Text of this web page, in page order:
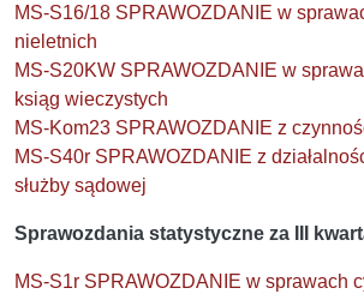
MS-S16/18 SPRAWOZDANIE w
nieletnich
MS-S20KW SPRAWOZDANIE w
ksiąg wieczystych
MS-Kom23 SPRAWOZDANIE z
MS-S40r SPRAWOZDANIE z
służby sądowej
Sprawozdania statystyczne za III
MS-S1r SPRAWOZDANIE w sprawach